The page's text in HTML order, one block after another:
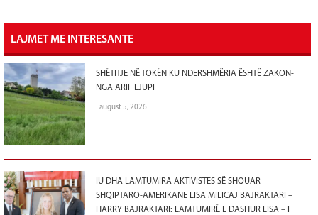
LAJMET ME INTERESANTE
SHËTITJE NË TOKËN KU NDERSHMËRIA ËSHTË ZAKON-
NGA ARIF EJUPI
august 5, 2026
IU DHA LAMTUMIRA AKTIVISTES SË SHQUAR
SHQIPTARO-AMERIKANE LISA MILICAJ BAJRAKTARI –
HARRY BAJRAKTARI: LAMTUMIRË E DASHUR LISA – I